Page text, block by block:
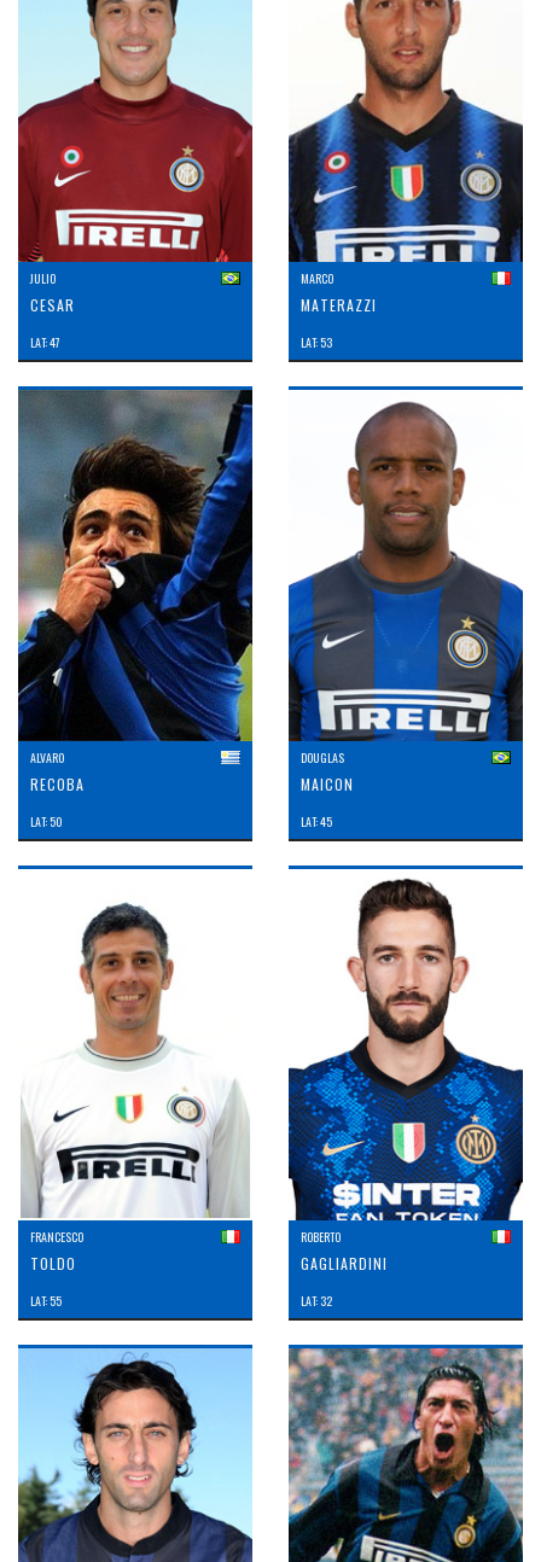
JULIO
CESAR
LAT: 47
MARCO
MATERAZZI
LAT: 53
ALVARO
RECOBA
LAT: 50
DOUGLAS
MAICON
LAT: 45
FRANCESCO
TOLDO
LAT: 55
ROBERTO
GAGLIARDINI
LAT: 32